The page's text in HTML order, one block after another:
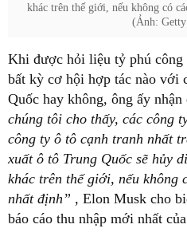
khác trên thế giới, nếu không có
(Ảnh: Getty
Khi được hỏi liệu tỷ phú công
bất kỳ cơ hội hợp tác nào với
Quốc hay không, ông ấy nhận
chúng tôi cho thấy, các công
công ty ô tô cạnh tranh nhất
xuất ô tô Trung Quốc sẽ hủy
khác trên thế giới, nếu không
nhất định” , Elon Musk cho
báo cáo thu nhập mới nhất